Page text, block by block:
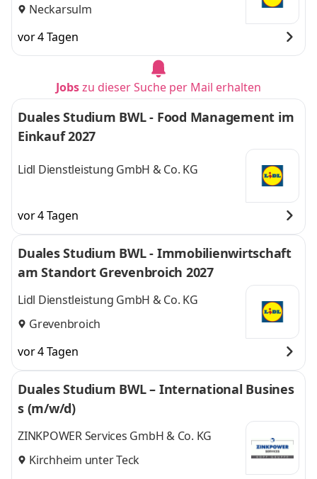
Neckarsulm
vor 4 Tagen
Jobszu dieser Suche per Mail erhalten
Duales Studium BWL - Food Management im
Einkauf 2027
Lidl Dienstleistung GmbH & Co. KG
vor 4 Tagen
Duales Studium BWL - Immobilienwirtschaft
am Standort Grevenbroich 2027
Lidl Dienstleistung GmbH & Co. KG
Grevenbroich
vor 4 Tagen
Duales Studium BWL – International Busines
s (m/w/d)
ZINKPOWER Services GmbH & Co. KG
Kirchheim unter Teck